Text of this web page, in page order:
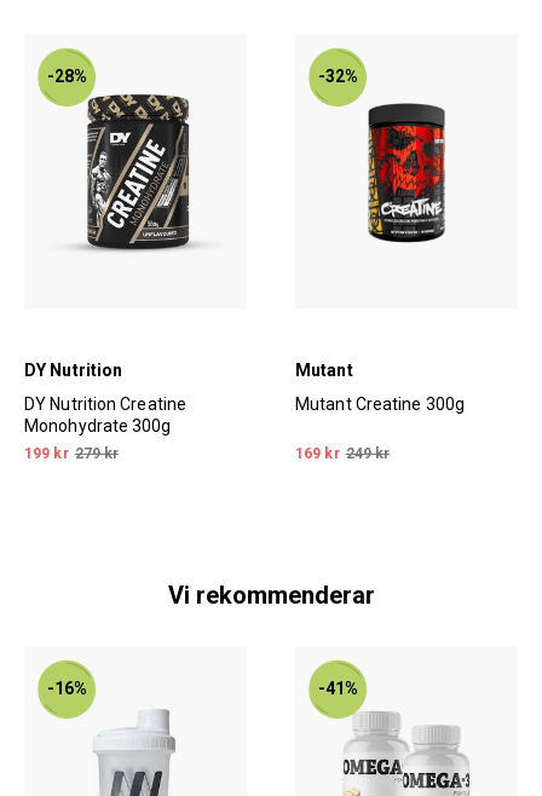
-28%
DY Nutrition
DY Nutrition Creatine
Monohydrate 300g
199 kr 279 kr
-32%
Mutant
Mutant Creatine 300g
169 kr 249 kr
Vi rekommenderar
-16% -41%